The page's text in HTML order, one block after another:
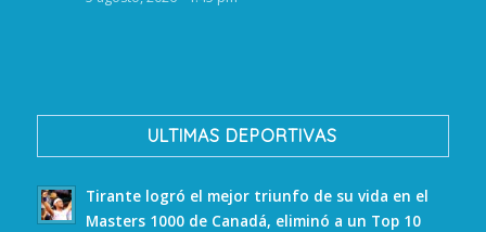
ULTIMAS DEPORTIVAS
Tirante logró el mejor triunfo de su vida en el
Masters 1000 de Canadá, eliminó a un Top 10